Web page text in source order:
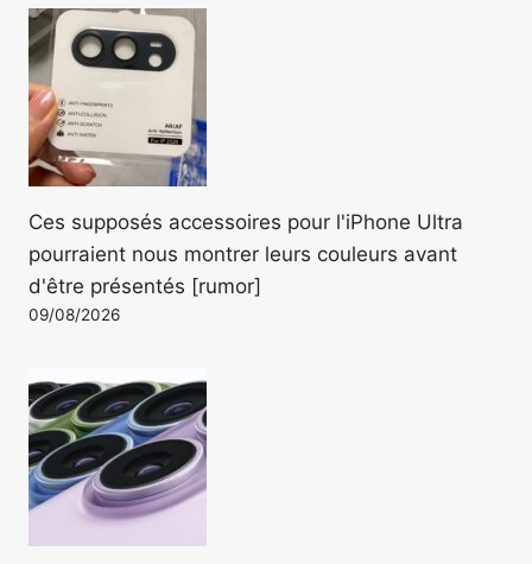
Ces supposés accessoires pour l'iPhone Ultra
pourraient nous montrer leurs couleurs avant
d'être présentés [rumor]
09/08/2026